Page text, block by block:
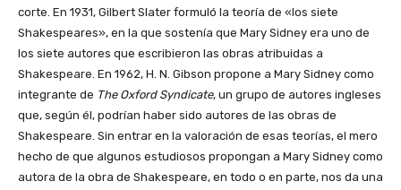
corte. En 1931, Gilbert Slater formuló la teoría de «los siete
Shakespeares», en la que sostenía que Mary Sidney era uno de
los siete autores que escribieron las obras atribuidas a
Shakespeare. En 1962, H. N. Gibson propone a Mary Sidney como
integrante de The Oxford Syndicate, un grupo de autores ingleses
que, según él, podrían haber sido autores de las obras de
Shakespeare. Sin entrar en la valoración de esas teorías, el mero
hecho de que algunos estudiosos propongan a Mary Sidney como
autora de la obra de Shakespeare, en todo o en parte, nos da una